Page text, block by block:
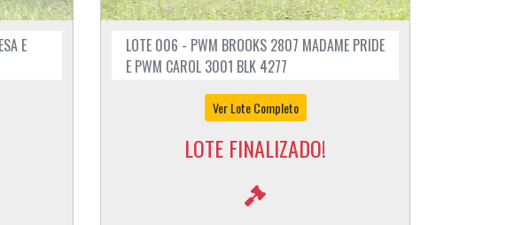
E
LOTE 006 - PWM BROOKS 2807 MADAME PRIDE
E PWM CAROL 3001 BLK 4277
Ver Lote Completo
LOTE FINALIZADO!